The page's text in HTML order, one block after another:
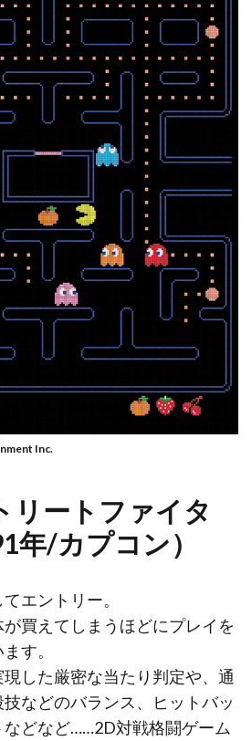
Inc.
リートファイタ
年/カプコン）
エントリー。
買えてしまうほどにプレイを
す。
した厳密な当たり判定や、通
などのバランス、ヒットバッ
などなど……2D対戦格闘ゲーム